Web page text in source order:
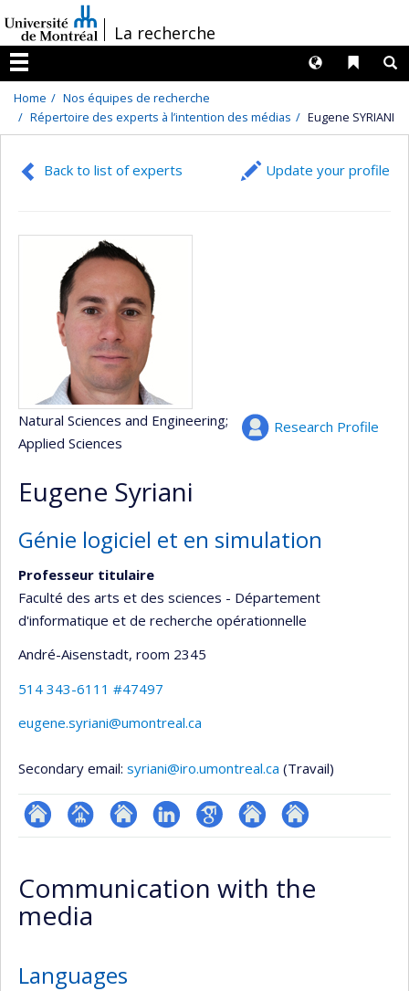
au
contenu
/La recherche
Menu
Liens
Langues
Home
Nos équipes de recherche
Répertoire des experts à l’intention des médias
Eugene SYRIANI
Back to list of experts Update your profile
Research Profile
Natural Sciences and Engineering;
Applied Sciences
Eugene Syriani
Génie logiciel et en simulation
Professeur titulaire
Faculté des arts et des sciences - Département
d'informatique et de recherche opérationnelle
André-Aisenstadt, room 2345
514 343-6111 #47497
eugene.syriani@umontreal.ca
Secondary email: syriani@iro.umontreal.ca (Travail)
ResearchGate
Page
(faculté,département,école)
Site
de
LinkedInGoogleAutre
web
Autre
web
Communication with the
media
Languages